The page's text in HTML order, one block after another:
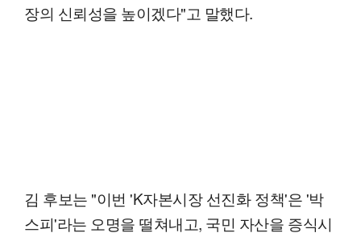
장의 신뢰성을 높이겠다"고 말했다.
김 후보는 "이번 'K자본시장 선진화 정책'은 '박
스피'라는 오명을 떨쳐내고, 국민 자산을 증식시